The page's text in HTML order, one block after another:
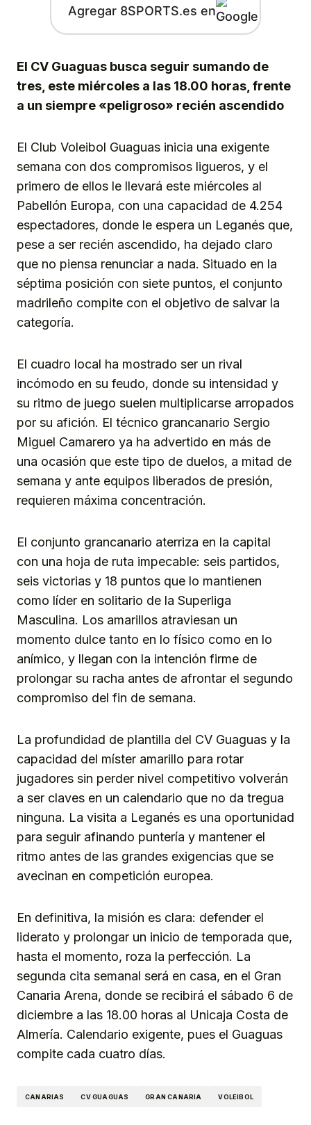
Agregar 8SPORTS.es en
El CV Guaguas busca seguir sumando de
tres, este miércoles a las 18.00 horas, frente
a un siempre «peligroso» recién ascendido
El Club Voleibol Guaguas inicia una exigente
semana con dos compromisos ligueros, y el
primero de ellos le llevará este miércoles al
Pabellón Europa, con una capacidad de 4.254
espectadores, donde le espera un Leganés que,
pese a ser recién ascendido, ha dejado claro
que no piensa renunciar a nada. Situado en la
séptima posición con siete puntos, el conjunto
madrileño compite con el objetivo de salvar la
categoría.
El cuadro local ha mostrado ser un rival
incómodo en su feudo, donde su intensidad y
su ritmo de juego suelen multiplicarse arropados
por su afición. El técnico grancanario Sergio
Miguel Camarero ya ha advertido en más de
una ocasión que este tipo de duelos, a mitad de
semana y ante equipos liberados de presión,
requieren máxima concentración.
El conjunto grancanario aterriza en la capital
con una hoja de ruta impecable: seis partidos,
seis victorias y 18 puntos que lo mantienen
como líder en solitario de la Superliga
Masculina. Los amarillos atraviesan un
momento dulce tanto en lo físico como en lo
anímico, y llegan con la intención firme de
prolongar su racha antes de afrontar el segundo
compromiso del fin de semana.
La profundidad de plantilla del CV Guaguas y la
capacidad del míster amarillo para rotar
jugadores sin perder nivel competitivo volverán
a ser claves en un calendario que no da tregua
ninguna. La visita a Leganés es una oportunidad
para seguir afinando puntería y mantener el
ritmo antes de las grandes exigencias que se
avecinan en competición europea.
En definitiva, la misión es clara: defender el
liderato y prolongar un inicio de temporada que,
hasta el momento, roza la perfección. La
segunda cita semanal será en casa, en el Gran
Canaria Arena, donde se recibirá el sábado 6 de
diciembre a las 18.00 horas al Unicaja Costa de
Almería. Calendario exigente, pues el Guaguas
compite cada cuatro días.
CANARIAS CV GUAGUAS GRAN CANARIA VOLEIBOL